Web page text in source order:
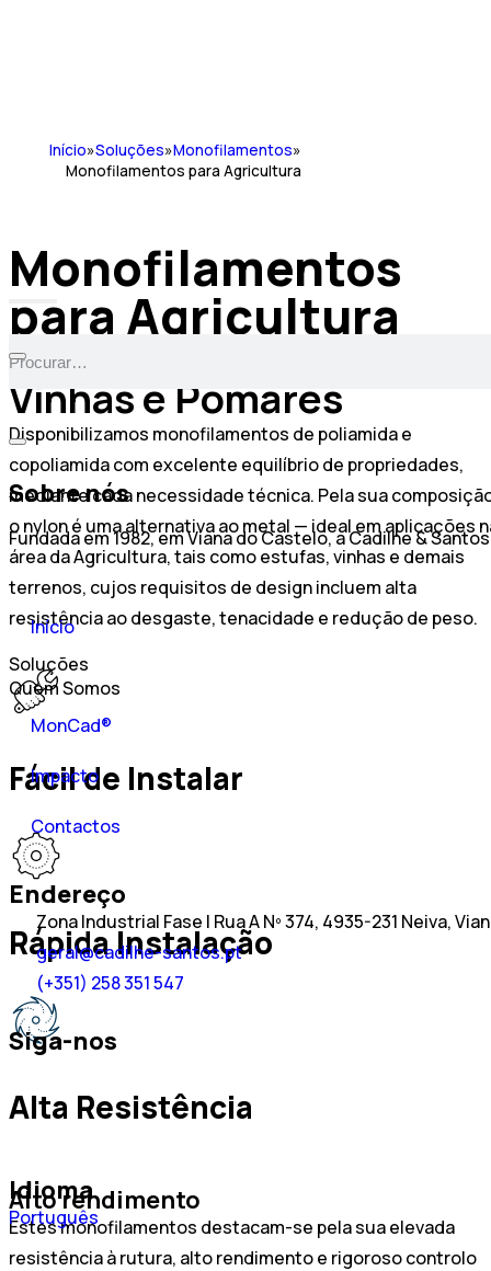
Sobre nós
Fundada em 1982, em Viana do Castelo, a Cadilhe &
Início
Soluções
Quem Somos
MonCad®
Impacto
Contactos
Endereço
Zona Industrial Fase I Rua A Nº 374, 4935-231 Neiva,
geral@cadilhe-santos.pt
(+351) 258 351 547
Siga-nos
Idioma
Português
Español
English
Início»Soluções»Monofilamentos»
Monofilamentos para Agricultura
Monofilamentos
para Agricultura
Soluções de Estufas,
Vinhas e Pomares
Disponibilizamos monofilamentos de poliamida e
copoliamida com excelente equilíbrio de propriedades,
mediante cada necessidade técnica. Pela sua
o nylon é uma alternativa ao metal — ideal em aplicações
área da Agricultura, tais como estufas, vinhas e demais
terrenos, cujos requisitos de design incluem alta
resistência ao desgaste, tenacidade e redução de peso.
Fácil de Instalar
Rápida Instalação
Alta Resistência
Alto rendimento
Estes monofilamentos destacam-se pela sua elevada
resistência à rutura, alto rendimento e rigoroso controlo